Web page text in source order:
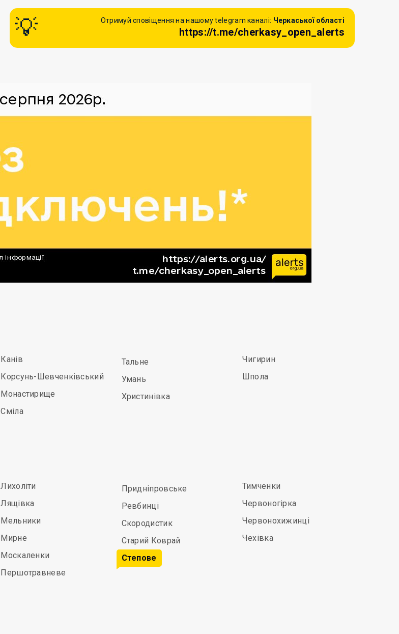
Отримуй сповіщення на нашому telegram каналі: Черкаської області
https://t.me/cherkasy_open_alerts
Канів
Корсунь-Шевченківський
Монастирище
Сміла
Тальне
Умань
Христинівка
Чигирин
Шпола
Лихоліти
Лящівка
Мельники
Мирне
Москаленки
Першотравневе
Придніпровське
Ревбинці
Скородистик
Старий Коврай
Степове
Тимченки
Червоногірка
Червонохижинці
Чехівка